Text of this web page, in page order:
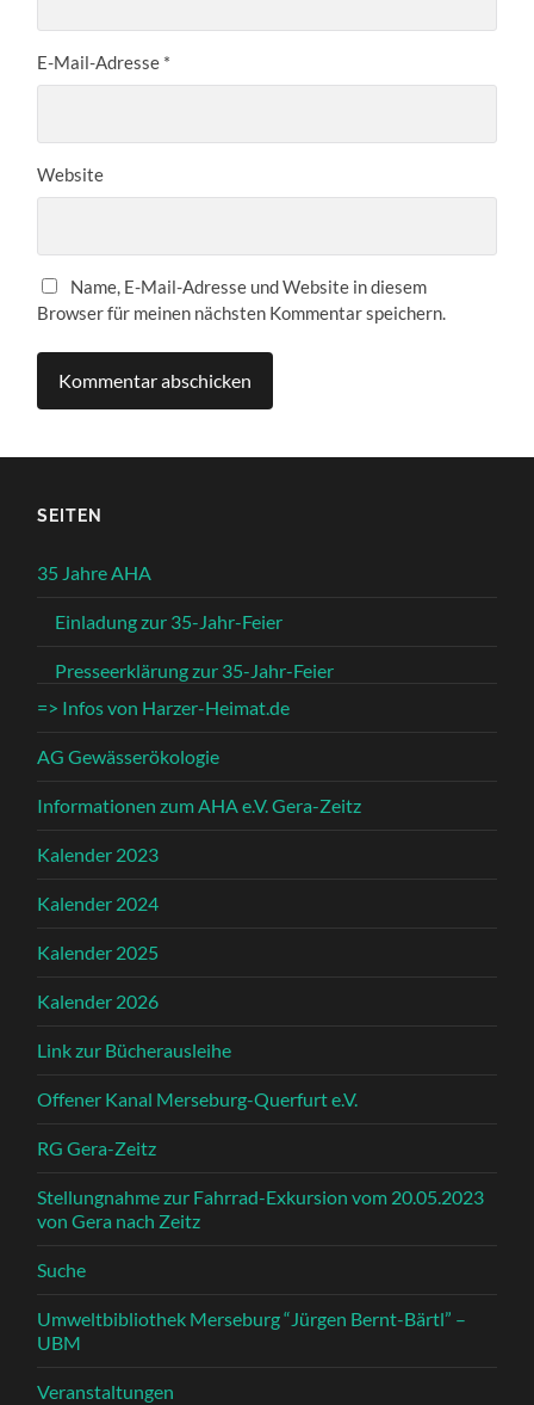
E-Mail-Adresse *
Website
Name, E-Mail-Adresse und Website in diesem
Browser für meinen nächsten Kommentar speichern.
SEITEN
35 Jahre AHA
Einladung zur 35-Jahr-Feier
Presseerklärung zur 35-Jahr-Feier
=> Infos von Harzer-Heimat.de
AG Gewässerökologie
Informationen zum AHA e.V. Gera-Zeitz
Kalender 2023
Kalender 2024
Kalender 2025
Kalender 2026
Link zur Bücherausleihe
Offener Kanal Merseburg-Querfurt e.V.
RG Gera-Zeitz
Stellungnahme zur Fahrrad-Exkursion vom 20.05.2023
von Gera nach Zeitz
Suche
Umweltbibliothek Merseburg “Jürgen Bernt-Bärtl” –
UBM
Veranstaltungen